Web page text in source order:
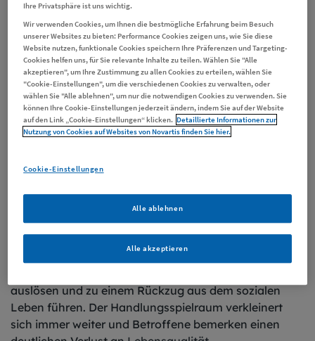
MöglicheAnzeicheneiner Fatigue sind:
Körperliche Symptomewie Schwäche,
Kraftlosigkeit, schwere Glieder, Unwohlsein und
Schlafstörungen
Psychische Symptome wieTraurigkeit,
Manchmal entsteht ein regelrechter Teufelskreis: Die
auslösen und zu einem Rückzug aus dem sozialen
Leben führen. Der Handlungsspielraum verkleinert
sich immer weiter und Betroffene bemerken einen
Ihre Privatsphäre ist uns wichtig.
Wir verwenden Cookies, um Ihnen die bestmögliche Erfahrung beim Besuch
unserer Websites zu bieten: Performance Cookies zeigen uns, wie Sie diese
Website nutzen, funktionale Cookies speichern Ihre Präferenzen und Targeting-
Cookies helfen uns, für Sie relevante Inhalte zu teilen. Wählen Sie "Alle
akzeptieren", um Ihre Zustimmung zu allen Cookies zu erteilen, wählen Sie
"Cookie-Einstellungen", um die verschiedenen Cookies zu verwalten, oder
wählen Sie "Alle ablehnen", um nur die notwendigen Cookies zu verwenden. Sie
können Ihre Cookie-Einstellungen jederzeit ändern, indem Sie auf der Website
auf den Link „Cookie-Einstellungen“ klicken. Detaillierte Informationen zur
Nutzung von Cookies auf Websites von Novartis finden Sie hier.
Cookie-Einstellungen
Alle ablehnen
Alle akzeptieren